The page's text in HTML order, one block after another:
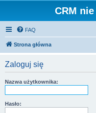
CRM
FAQ
Strona główna
Zaloguj się
Nazwa użytkownika:
Hasło: